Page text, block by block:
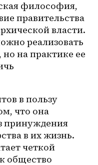
философия,
правительства
власти.
реализовать
на практике ее
в пользу
что она
принуждения
в их жизнь.
четкой
общество